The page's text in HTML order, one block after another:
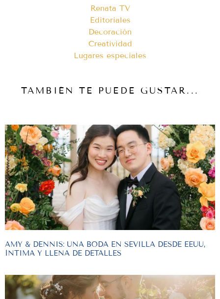
Renata TV
Editoriales
Decoración
Creatividad
Lugares especiales
TAMBIÉN TE PUEDE GUSTAR...
AMY & DENNIS: UNA BODA EN SEVILLA DESDE EEUU,
ÍNTIMA Y LLENA DE DETALLES